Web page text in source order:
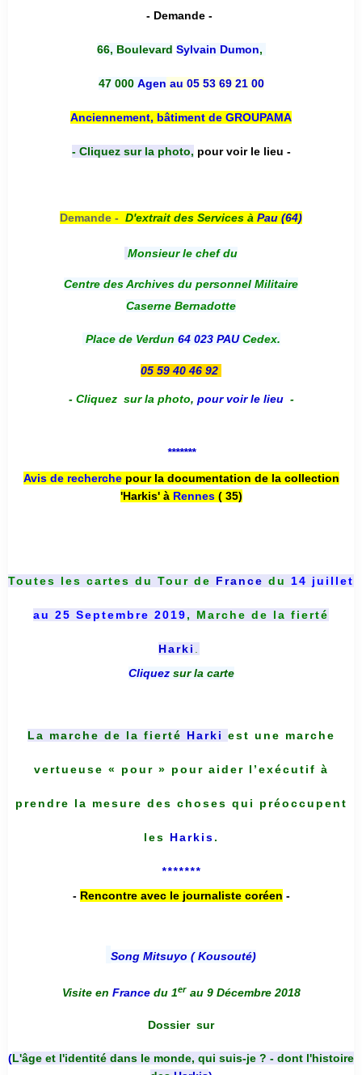
- Demande -
66, Boulevard Sylvain Dumon,
47 000 Agen au 05 53 69 21 00
Anciennement, bâtiment de GROUPAMA
- Cliquez sur la photo, pour voir le lieu -
Demande - D'extrait des Services à Pau (64)
Monsieur le chef du
Centre des Archives du personnel Militaire
Caserne Bernadotte
Place de Verdun 64 023 PAUCedex.
05 59 40 46 92
- Cliquez sur la photo, pour voir le lieu -
*******
Avis de recherche pour la documentation de la collection
'Harkis' à Rennes( 35)
Toutes les cartes du Tour de France du 14 juillet
au 25 Septembre 2019, Marche de la fierté
Harki
Cliquez sur la carte
La marche de la fierté Harki est une marche
vertueuse « pour » pour aider l’exécutif à
prendre la mesure des choses qui préoccupent
les Harkis.
*******
- Rencontre avec le journaliste coréen -
Song Mitsuyo ( Kousouté)
Visite en France du 1er au 9 Décembre 2018
Dossier sur
(L'âge et l'identité dans le monde, qui suis-je ? - dont l'histoire